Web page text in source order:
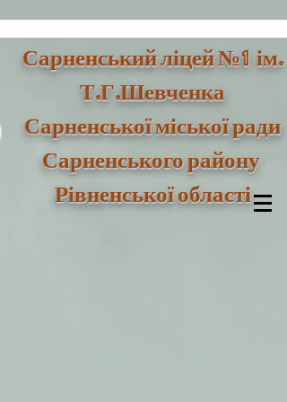
Сарненський ліцей №1ім.
Т.Г.Шевченка
Сарненської міської ради
Сарненського району
Рівненської області